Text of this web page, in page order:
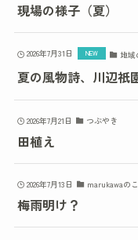
現場の様子（夏）
2026年7月31日 地域
夏の風物詩、川辺祇
2026年7月21日 つぶやき
田植え
2026年7月13日 marukawaの
梅雨明け？